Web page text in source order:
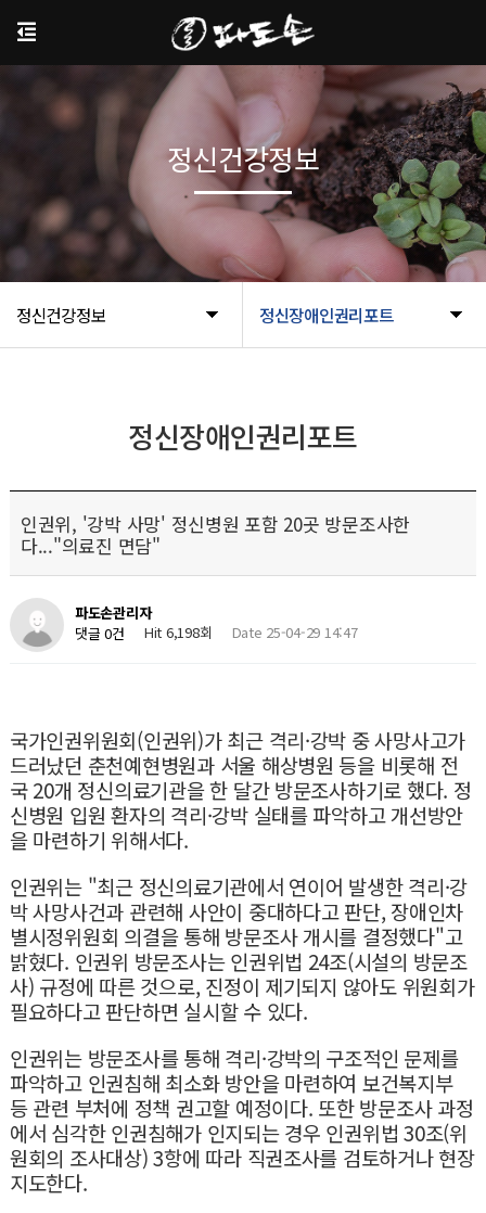
정신건강정보 정신장애인권리포트
정신건강정보
정신장애인권리포트
인권위, '강박 사망' 정신병원 포함 20곳 방문조사한
다..."의료진 면담"
파도손관리자
댓글 0건
Hit 6,198회 Date 25-04-29 14:47
국가인권위원회(인권위)가 최근 격리·강박 중 사망사고가
드러났던 춘천예현병원과 서울 해상병원 등을 비롯해 전
국 20개 정신의료기관을 한 달간 방문조사하기로 했다. 정
신병원 입원 환자의 격리·강박 실태를 파악하고 개선방안
을 마련하기 위해서다.
인권위는 "최근 정신의료기관에서 연이어 발생한 격리·강
박 사망사건과 관련해 사안이 중대하다고 판단, 장애인차
별시정위원회 의결을 통해 방문조사 개시를 결정했다"고
밝혔다. 인권위 방문조사는 인권위법 24조(시설의 방문조
사) 규정에 따른 것으로, 진정이 제기되지 않아도 위원회가
필요하다고 판단하면 실시할 수 있다.
인권위는 방문조사를 통해 격리·강박의 구조적인 문제를
파악하고 인권침해 최소화 방안을 마련하여 보건복지부
등 관련 부처에 정책 권고할 예정이다. 또한 방문조사 과정
에서 심각한 인권침해가 인지되는 경우 인권위법 30조(위
원회의 조사대상) 3항에 따라 직권조사를 검토하거나 현장
지도한다.